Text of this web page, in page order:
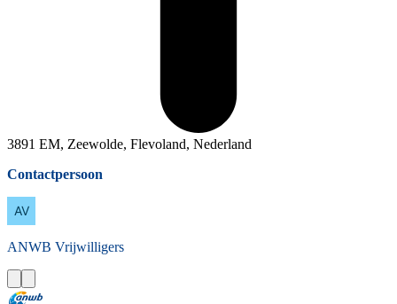
3891 EM, Zeewolde, Flevoland, Nederland
Contactpersoon
ANWB Vrijwilligers